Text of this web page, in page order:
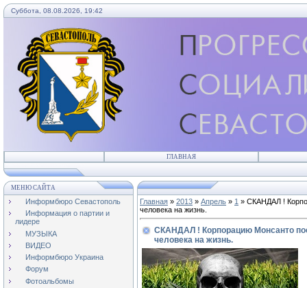
Суббота, 08.08.2026, 19:42
ГЛАВНАЯ
МЕНЮ САЙТА
Информбюро Севастополь
Информация о партии и
лидере
МУЗЫКА
ВИДЕО
Информбюро Украина
Форум
Фотоальбомы
Главная » 2013 » Апрель » 1 » СКАНДАЛ !
человека на жизнь.
СКАНДАЛ ! Корпорацию Монсанто
человека на жизнь.